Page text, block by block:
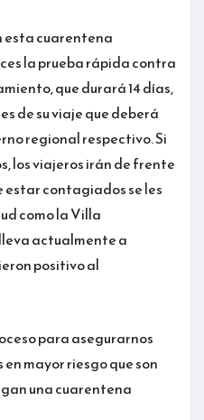
esta cuarentena
la prueba rápida contra
que durará 14 días,
de su viaje que deberá
regional respectivo. Si
los viajeros irán de frente
estar contagiados se les
como la Villa
actualmente a
positivo al
para asegurarnos
mayor riesgo que son
una cuarentena